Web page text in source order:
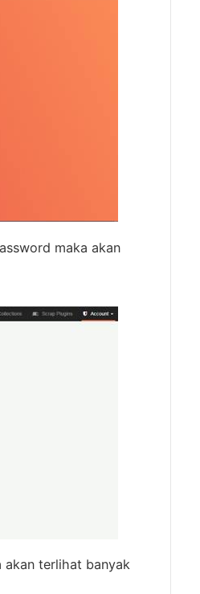
maka akan
akan terlihat banyak